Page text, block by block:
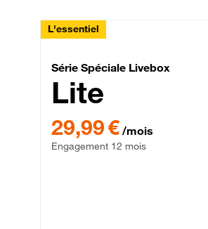
L'essentiel
Série
Série Spéciale Livebox
Lite
29,99 € par mois , Engagement 12
29,99 € /mois
Engagement 12 mois